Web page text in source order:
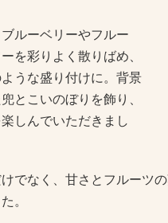
ルーベリーやフルー
を彩りよく散りばめ、
うな盛り付けに。背景
とこいのぼりを飾り、
しんでいただきまし
でなく、甘さとフルーツ
。